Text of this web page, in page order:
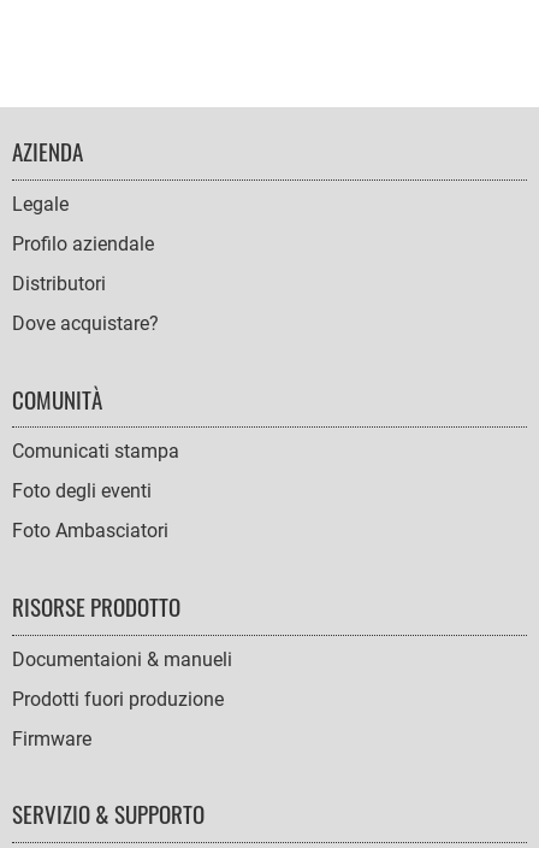
FOOTER
NAVIGATION
AZIENDA
Legale
Profilo aziendale
Distributori
Dove acquistare?
COMUNITÀ
Comunicati stampa
Foto degli eventi
Foto Ambasciatori
RISORSE PRODOTTO
Documentaioni & manueli
Prodotti fuori produzione
Firmware
SERVIZIO & SUPPORTO